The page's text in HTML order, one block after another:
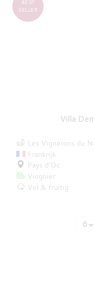
Villa
BEST
SELLER
Les Vignerons du
Frankrijk
Pays d’Oc
Viognier
Vol & fruitig